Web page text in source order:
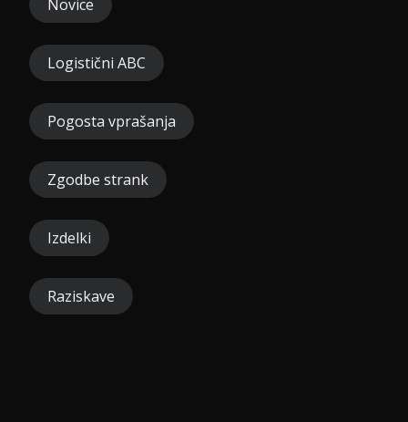
Novice
Logistični ABC
Pogosta vprašanja
Zgodbe strank
Izdelki
Raziskave